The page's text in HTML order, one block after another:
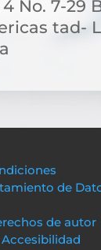
No. 7-29
tad-
de
de autor